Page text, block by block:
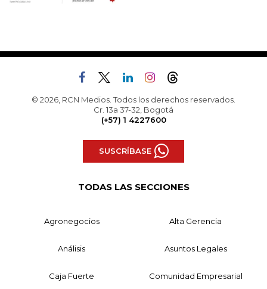
© 2026, RCN Medios. Todos los derechos reservados.
Cr. 13a 37-32, Bogotá
(+57) 1 4227600
SUSCRÍBASE
TODAS LAS SECCIONES
Agronegocios Alta Gerencia
Análisis Asuntos Legales
Caja Fuerte Comunidad Empresarial